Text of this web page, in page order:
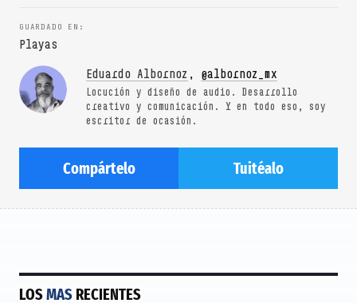
Playas
Eduardo Albornoz , @albornoz_mx
Locución y diseño de audio. Desarrollo
creativo y comunicación. Y en todo eso, soy
escritor de ocasión.
Compártelo Tuitéalo
LOSMAS RECIENTES